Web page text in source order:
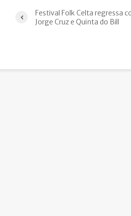
Festival Folk Celta regressa
Jorge Cruz e Quinta do Bill